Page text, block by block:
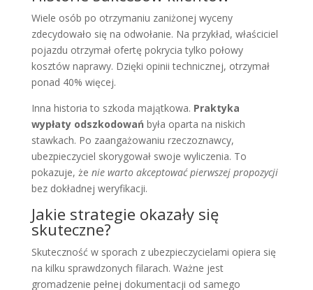
Wiele osób po otrzymaniu zaniżonej wyceny
zdecydowało się na odwołanie. Na przykład, właściciel
pojazdu otrzymał ofertę pokrycia tylko połowy
kosztów naprawy. Dzięki opinii technicznej, otrzymał
ponad 40% więcej.
Inna historia to szkoda majątkowa. Praktyka
wypłaty odszkodowańbyła oparta na niskich
stawkach. Po zaangażowaniu rzeczoznawcy,
ubezpieczyciel skorygował swoje wyliczenia. To
pokazuje, że nie warto akceptować pierwszej propozycji
bez dokładnej weryfikacji.
Jakie strategie okazały się
skuteczne?
Skuteczność w sporach z ubezpieczycielami opiera się
na kilku sprawdzonych filarach. Ważne jest
gromadzenie pełnej dokumentacji od samego